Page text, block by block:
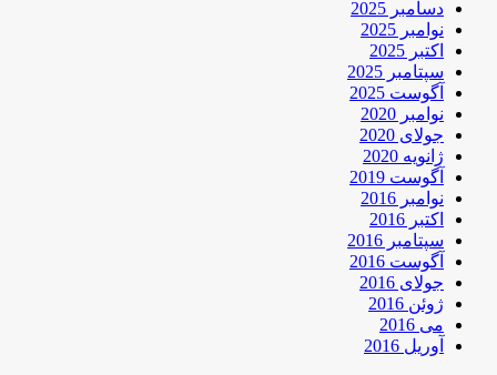
دسامبر 2025
نوامبر 2025
اکتبر 2025
سپتامبر 2025
آگوست 2025
نوامبر 2020
جولای 2020
ژانویه 2020
آگوست 2019
نوامبر 2016
اکتبر 2016
سپتامبر 2016
آگوست 2016
جولای 2016
ژوئن 2016
می 2016
آوریل 2016